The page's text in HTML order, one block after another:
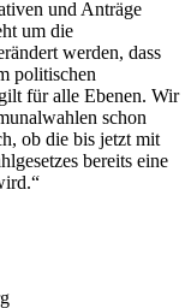
und Anträge
um die
werden, dass
politischen
für alle Ebenen. Wir
schon
ob die bis jetzt mit
bereits eine